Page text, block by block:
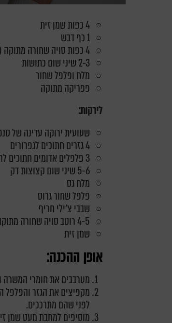
4 כפות שמן זית
1 כף דבש
4 כפות סויה שחורה מתוקה (אם משתמשים בסויה רגילה – 2 כפות)
2-3 שיני שום כתושות
מלח ופלפל שחור
פפריקה מתוקה
לירקות:
שעועית ירוקה עדינה של
4 גזרים חתוכים לגפרורים
3 פלפלים אדומים חתוכים לרצועות רחבות
5-6 שיני שום קצוצות דק
מלח גס
פלפל שחור גרוס
שבבי צ'ילי חריף
4-5 רוטב סויה שחורה מתוקה (אם משתמשים בסויה רגילה – 2 כפות)
שמן זית
אופן ההכנה:
מערבבים את חומרי
מקפיציםאת הגזר והפלפל
לפני שהם מתרככים.
מוסיפים למחבת מעט שמן